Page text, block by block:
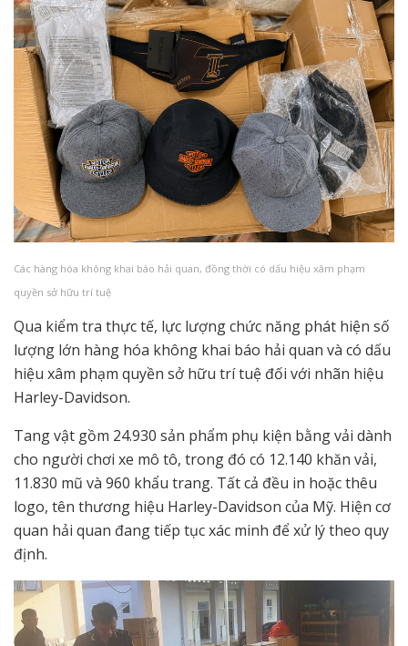
Các hàng hóa không khai báo hải quan, đồng thời có dấu hiệu xâm phạm
quyền sở hữu trí tuệ
Qua kiểm tra thực tế, lực lượng chức năng phát hiện số
lượng lớn hàng hóa không khai báo hải quan và có dấu
hiệu xâm phạm quyền sở hữu trí tuệ đối với nhãn hiệu
Harley-Davidson.
Tang vật gồm 24.930 sản phẩm phụ kiện bằng vải dành
cho người chơi xe mô tô, trong đó có 12.140 khăn vải,
11.830 mũ và 960 khẩu trang. Tất cả đều in hoặc thêu
logo, tên thương hiệu Harley-Davidson của Mỹ. Hiện cơ
quan hải quan đang tiếp tục xác minh để xử lý theo quy
định.